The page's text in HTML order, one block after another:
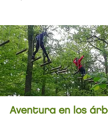
Aventura en los